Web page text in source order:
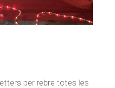
per rebre totes les